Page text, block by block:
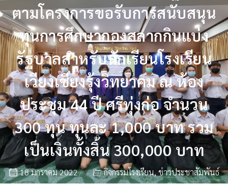
ตามโครงการขอรับการสนับสนุน
ทุนการศึกษากองสลากกินแบ่ง
รัฐบาลสำหรับนักเรียนโรงเรียน
เวียงเชียงรุ้งวิทยาคม ณ ห้อง
ประชุม 44 ปี ศรีทุ่งก่อ จำนวน
300 ทุน ทุนละ 1,000 บาท รวม
เป็นเงินทั้งสิ้น 300,000 บาท
18 มกราคม 2022 กิจกรรมโรงเรียน, ข่าวประชาสัมพันธ์